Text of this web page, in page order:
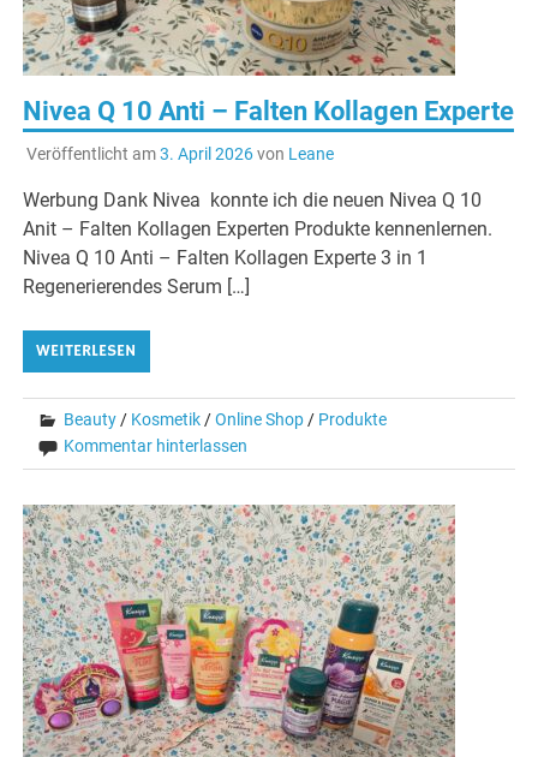
Nivea Q 10 Anti – Falten Kollagen Experte
Veröffentlicht am3. April 2026von Leane
Werbung Dank Nivea konnte ich die neuen Nivea Q 10
Anit – Falten Kollagen Experten Produkte kennenlernen.
Nivea Q 10 Anti – Falten Kollagen Experte 3 in 1
Regenerierendes Serum […]
WEITERLESEN
Beauty / Kosmetik /Online Shop / Produkte
Kommentar hinterlassen